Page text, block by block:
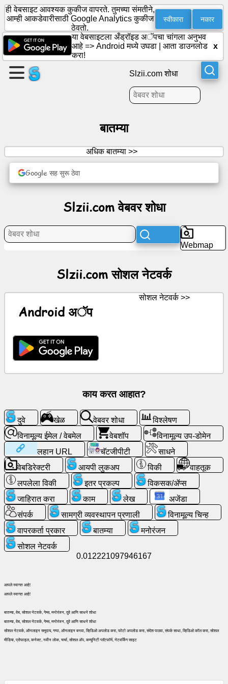
एक
पृष्ठ
तयार
करा
अजेंडा
सोशल
चॅटजीपीटी
विकी
खेळ
वेबवर
शोधा
विनामूल्य
ईमेल
/
वेबमेल
विश्लेषण
विकसक/
साधने
ही वेबसाइट आवश्यक कुकीज वापरते. तुमच्या संमतीने,
आम्ही आकडेवारीसाठी Google Analytics कुकीज
ठेवतो.
स्वीकारा नकार
या वेबसाइटला अँड्रॉइड अॅपचा चांगला अनुभव
आहे => Android मध्ये उघडा
आता डाउनलोड
करा!
x
Slzii.com शोधा
बातम्या
अधिक बातम्या >>
Google सह सुरू ठेवा
Slzii.com वेबवर शोधा
Webmap
Slzii.com सोशल नेटवर्क
Android अॅप
सोशल नेटवर्क >>
काय करत आहात?
दुवे खेळ वेबवर शोधा
विश्लेषण
विनामूल्य ईमेल / वेबमेल
वेबशॉप
विनामूल्य उप-डोमेन
लहान URL
चॅटजीपीटी
साधने
वेबडिरेक्टरी
आयपी लुकअप विकी
वाहतूक
लपलेला विकी
इतर प्रकल्प
विकसक/ॲप्स
जाहिरात करा
काम लेख
अजेंडा
संपर्क
सामग्री व्यवस्थापन प्रणाली
विनामूल्य चिन्ह
वापरकर्ता प्रकार
बातम्या
मनोरंजन
सोशल नेटवर्क
0.012221097946167
आपले स्वागत आहे!
आपले स्वागत आहे!
बातम्या, वेब, सोशल नेटवर्क, गेम्स, मनोरंजन, दुवे आणि साधने शोधा
बातम्या, वेब, सोशल नेटवर्क, गेम्स, मनोरंजन, दुवे आणि साधने शोधा
सोशल नेटवर्क, ऑनलाइन समुदाय, गप्पा, ऑनलाइन बनवा, व्हिडिओ अपलोड करा, फोटो अपलोड करा, संदेश पाठवा, संपर्क साधा, व्हिडिओ कॉल करा, सोशल
मीडिया, प्रोफाइल, कनेक्ट, नवीन लोक, चर्चा, सोशल अ‍ॅप, कम्युनिटी प्लॅटफॉर्म, नेटवर्किंग साइट